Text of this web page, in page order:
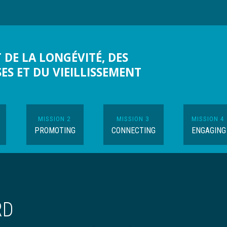
LA LONGÉVITÉ, DES
ET DU VIEILLISSEMENT
MISSION 2
PROMOTING
MISSION 3
CONNECTING
MISSION 4
ENGAGING